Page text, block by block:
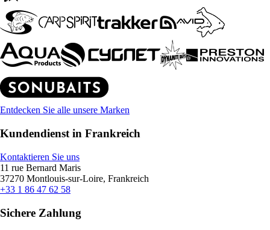
Entdecken Sie alle unsere Marken
Kundendienst in Frankreich
Kontaktieren Sie uns
11 rue Bernard Maris
37270 Montlouis-sur-Loire, Frankreich
+33 1 86 47 62 58
Sichere Zahlung